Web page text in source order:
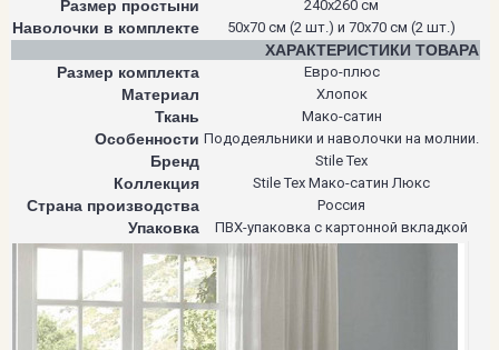
Размер простыни 240х260 см
Наволочки в комплекте 50х70 см (2 шт.) и 70х70 см (2 шт.)
ХАРАКТЕРИСТИКИ ТОВАРА
Размер комплекта
Евро-плюс
Материал Хлопок
Ткань Мако-сатин
Особенности Пододеяльники и наволочки на молнии.
Бренд Stile Tex
Коллекция Stile Tex Мако-сатин Люкс
Страна производства Россия
Упаковка ПВХ-упаковка с картонной вкладкой